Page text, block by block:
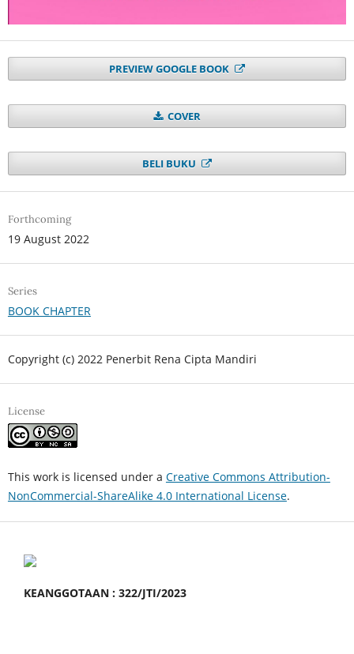
PREVIEW GOOGLE BOOK
COVER
BELI BUKU
Forthcoming
19 August 2022
Series
BOOK CHAPTER
Copyright (c) 2022 Penerbit Rena Cipta Mandiri
License
This work is licensed under a Creative Commons Attribution-
NonCommercial-ShareAlike 4.0 International License.
KEANGGOTAAN : 322/JTI/2023